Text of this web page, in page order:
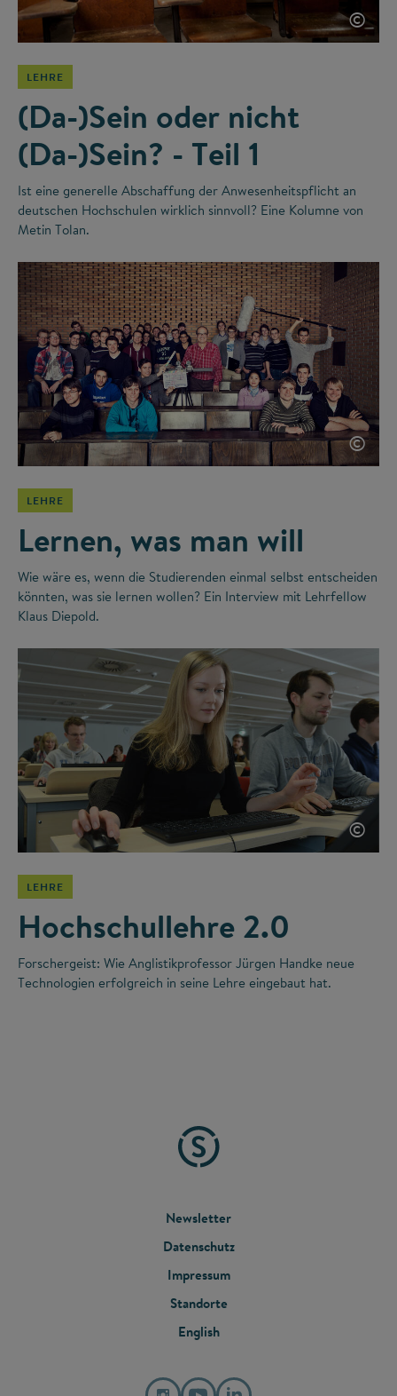
©
LEHRE
(Da-)Sein oder nicht
(Da-)Sein? - Teil 1
Ist eine generelle Abschaffung der Anwesenheitspflicht an
deutschen Hochschulen wirklich sinnvoll? Eine Kolumne von
Metin Tolan.
©
LEHRE
Lernen, was man will
Wie wäre es, wenn die Studierenden einmal selbst entscheiden
könnten, was sie lernen wollen? Ein Interview mit Lehrfellow
Klaus Diepold.
©
LEHRE
Hochschullehre 2.0
Forschergeist: Wie Anglistikprofessor Jürgen Handke neue
Technologien erfolgreich in seine Lehre eingebaut hat.
FOOTER
MENU
Newsletter
Datenschutz
Impressum
Standorte
English